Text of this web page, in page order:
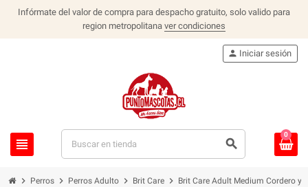
Infórmate del valor de compra para despacho gratuito, solo valido para
region metropolitana ver condiciones
view_headline search
person Iniciar sesión
0
chevron_right Perros chevron_right Perros Adulto chevron_right Brit Care chevron_right Brit Care Adult Medium Cordero y